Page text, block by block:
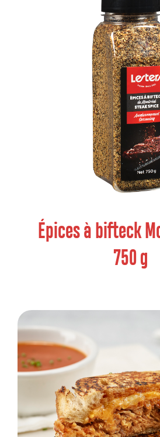
Épices à bifteck
750 g